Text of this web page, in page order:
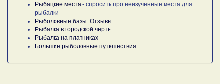
Рыбацкие места - спросить про неизученные места для
рыбалки
Рыболовные базы. Отзывы.
Рыбалка в городской черте
Рыбалка на платниках
Большие рыболовные путешествия